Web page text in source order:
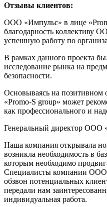
Отзывы клиентов:
ООО «Импульс» в лице
благодарность коллективу
успешную работу по
В рамках данного проекта
исследование рынка на
безопасности.
Основываясь на
«Promo-S group» может
как профессионального и
Генеральный директор ООО
Наша компания открывала
возникла необходимость в
которым необходимо
Специалисты компании ООО
обзвон потенциальных
передали нам
индивидуальная работа.